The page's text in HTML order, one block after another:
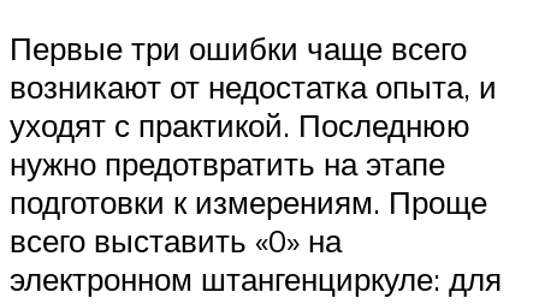
Первые три ошибки чаще всего
возникают от недостатка опыта, и
уходят с практикой. Последнюю
нужно предотвратить на этапе
подготовки к измерениям. Проще
всего выставить «0» на
электронном штангенциркуле: для